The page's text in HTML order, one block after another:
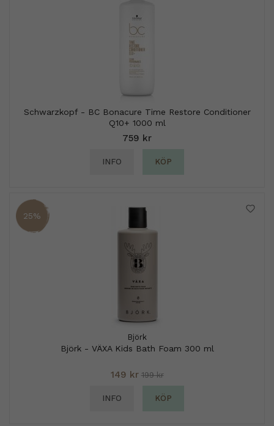
Schwarzkopf - BC Bonacure Time Restore Conditioner
Q10+ 1000 ml
759 kr
INFO KÖP
25%
Björk
Björk - VÄXA Kids Bath Foam 300 ml
149 kr 199 kr
INFO KÖP